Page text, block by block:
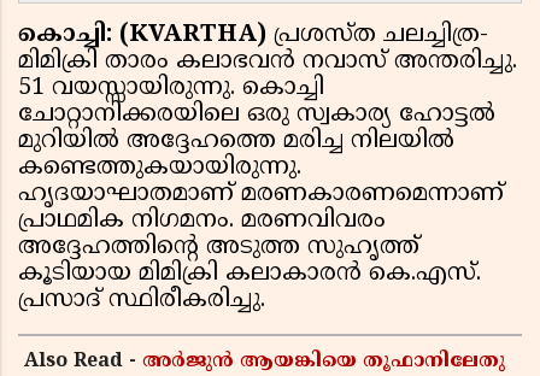
കൊച്ചി: (KVARTHA) പ്രശസ്ത ചലച്ചിത്ര-
മിമിക്രി താരം കലാഭവൻ നവാസ് അന്തരിച്ചു.
51 വയസ്സായിരുന്നു. കൊച്ചി
ചോറ്റാനിക്കരയിലെ ഒരു സ്വകാര്യ ഹോട്ടൽ
മുറിയിൽ അദ്ദേഹത്തെ മരിച്ച നിലയിൽ
കണ്ടെത്തുകയായിരുന്നു.
ഹൃദയാഘാതമാണ് മരണകാരണമെന്നാണ്
പ്രാഥമിക നിഗമനം. മരണവിവരം
അദ്ദേഹത്തിൻ്റെ അടുത്ത സുഹൃത്ത്
കൂടിയായ മിമിക്രി കലാകാരൻ കെ.എസ്.
പ്രസാദ് സ്ഥിരീകരിച്ചു.
Also Read - അർജുൻ ആയങ്കിയെ തൂഫാനിലേതു